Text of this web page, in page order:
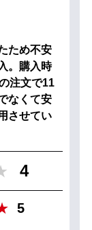
ため不安
。購入時
注文で11
なくて安
させてい
4
5